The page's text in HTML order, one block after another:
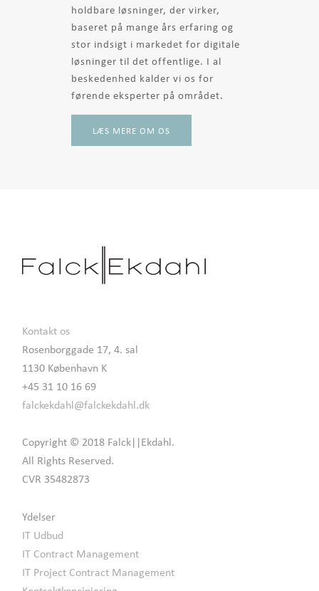
holdbare løsninger, der virker,
baseret på mange års erfaring og
stor indsigt i markedet for digitale
løsninger til det offentlige. I al
beskedenhed kalder vi os for
førende eksperter på området.
LÆS MERE OM OS
Kontakt os
Rosenborggade 17, 4. sal
1130 København K
+45 31 10 16 69
falckekdahl@falckekdahl.dk
Copyright © 2018 Falck||Ekdahl.
All Rights Reserved.
CVR 35482873
Ydelser
IT Udbud
IT Contract Management
IT Project Contract Management